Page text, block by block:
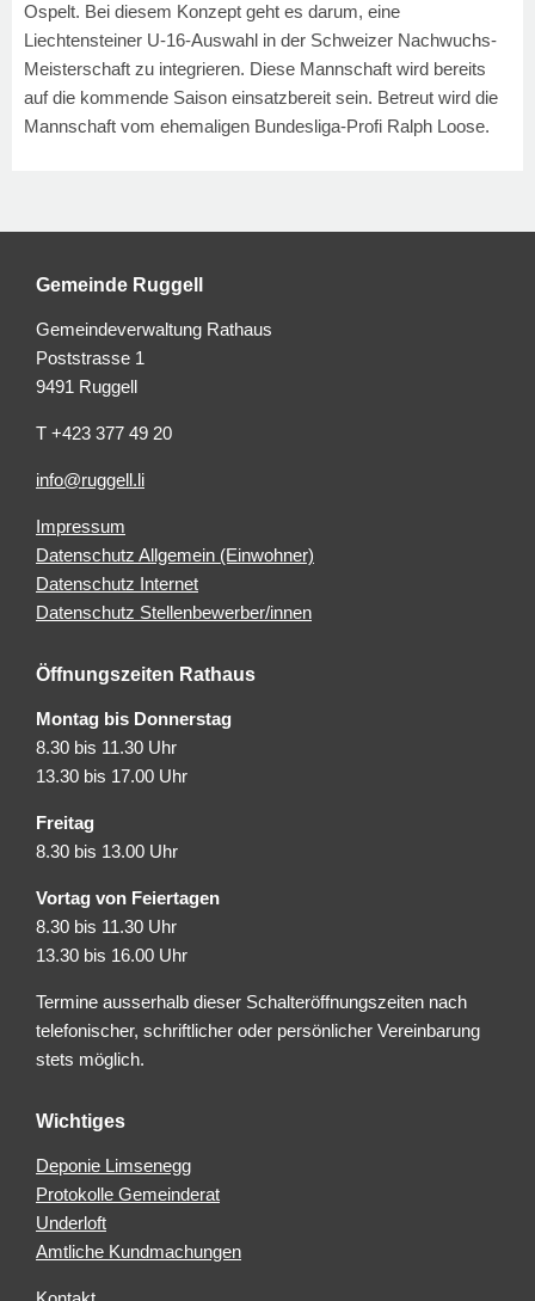
Ospelt. Bei diesem Konzept geht es darum, eine
Liechtensteiner U-16-Auswahl in der Schweizer Nachwuchs-
Meisterschaft zu integrieren. Diese Mannschaft wird bereits
auf die kommende Saison einsatzbereit sein. Betreut wird die
Mannschaft vom ehemaligen Bundesliga-Profi Ralph Loose.
Gemeinde Ruggell
Gemeindeverwaltung Rathaus
Poststrasse 1
9491 Ruggell
T +423 377 49 20
info@ruggell.li
Impressum
Datenschutz Allgemein (Einwohner)
Datenschutz Internet
Datenschutz Stellenbewerber/innen
Öffnungszeiten Rathaus
Montag bis Donnerstag
8.30 bis 11.30 Uhr
13.30 bis 17.00 Uhr
Freitag
8.30 bis 13.00 Uhr
Vortag von Feiertagen
8.30 bis 11.30 Uhr
13.30 bis 16.00 Uhr
Termine ausserhalb dieser Schalteröffnungszeiten nach
telefonischer, schriftlicher oder persönlicher Vereinbarung
stets möglich.
Wichtiges
Deponie Limsenegg
Protokolle Gemeinderat
Underloft
Amtliche Kundmachungen